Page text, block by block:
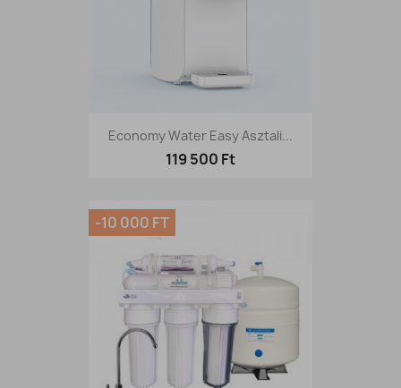
Economy Water Easy Asztali...
119 500 Ft
-10 000 FT